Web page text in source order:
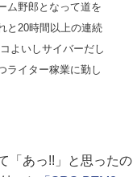
ム野郎となって道を
と20時間以上の連続
よいしサイバーだし
ライター稼業に勤し
「あっ!!」と思ったの